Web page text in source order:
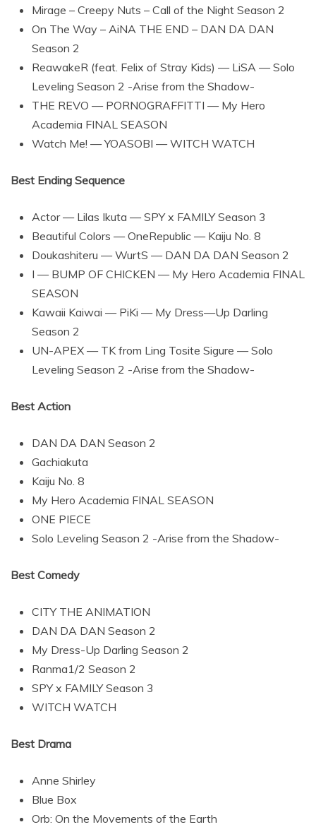
Mirage – Creepy Nuts – Call of the Night Season 2
On The Way – AiNA THE END – DAN DA DAN
Season 2
ReawakeR (feat. Felix of Stray Kids) — LiSA — Solo
Leveling Season 2 -Arise from the Shadow-
THE REVO — PORNOGRAFFITTI — My Hero
Academia FINAL SEASON
Watch Me! — YOASOBI — WITCH WATCH
Best Ending Sequence
Actor — Lilas Ikuta — SPY x FAMILY Season 3
Beautiful Colors — OneRepublic — Kaiju No. 8
Doukashiteru — WurtS — DAN DA DAN Season 2
I — BUMP OF CHICKEN — My Hero Academia FINAL
SEASON
Kawaii Kaiwai — PiKi — My Dress—Up Darling
Season 2
UN-APEX — TK from Ling Tosite Sigure — Solo
Leveling Season 2 -Arise from the Shadow-
Best Action
DAN DA DAN Season 2
Gachiakuta
Kaiju No. 8
My Hero Academia FINAL SEASON
ONE PIECE
Solo Leveling Season 2 -Arise from the Shadow-
Best Comedy
CITY THE ANIMATION
DAN DA DAN Season 2
My Dress-Up Darling Season 2
Ranma1/2 Season 2
SPY x FAMILY Season 3
WITCH WATCH
Best Drama
Anne Shirley
Blue Box
Orb: On the Movements of the Earth